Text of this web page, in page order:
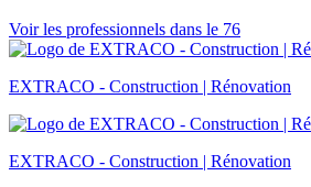
Voir les professionnels dans le 76
EXTRACO - Construction | Rénovation
EXTRACO - Construction | Rénovation